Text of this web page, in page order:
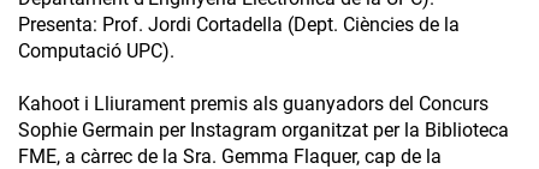
Presenta: Prof. Jordi Cortadella (Dept. Ciències de la
Computació UPC).
Kahoot i Lliurament premis als guanyadors del Concurs
Sophie Germain per Instagram organitzat per la Biblioteca
FME, a càrrec de la Sra. Gemma Flaquer, cap de la